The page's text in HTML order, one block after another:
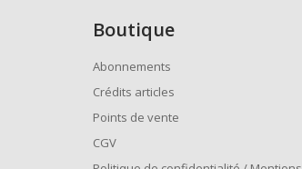
Boutique
Abonnements
Crédits articles
Points de vente
CGV